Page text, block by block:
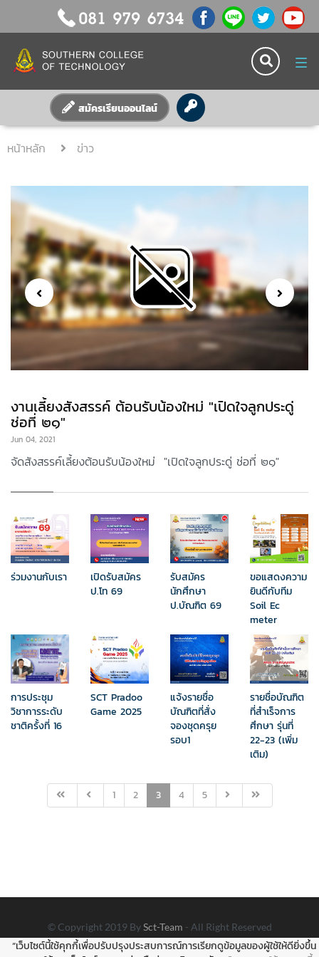
สมัครเรียนออนไลน์
หน้าหลัก ข่าว
งานเลี้ยงสังสรรค์ ต้อนรับน้องใหม่ "เปิดใจลูกประดู่
ช่อที่ ๒๑"
Jun 04, 2021
จัดสังสรรค์เลี้ยงต้อนรับน้องใหม่ "เปิดใจลูกประดู่ ช่อที่ ๒๑"
ร่วมงานกับเรา
เปิดรับสมัคร
ป.โท 69
รับสมัคร
นักศึกษา
ป.บัณฑิต 69
ขอแสดงความ
ยินดีกับทีม
Soil Ec
meter
การประชุม
วิชาการระดับ
ชาติครั้งที่ 16
SCT Pradoo
Game 2025
แจ้งรายชื่อ
บัณฑิตที่สั่ง
จองชุดครุย
รอบ1
รายชื่อบัณฑิต
ที่สำเร็จการ
ศึกษา รุ่นที่
22-23 (เพิ่ม
เติม)
1 2 3 4 5
© Copyright 2019 BySct-Team - All Right Reserved
“เว็บไซต์นี้ใช้คุกกี้เพื่อปรับปรุงประสบการณ์การเรียกดูข้อมูลของผู้ใช้ให้ดียิ่งขึ้น